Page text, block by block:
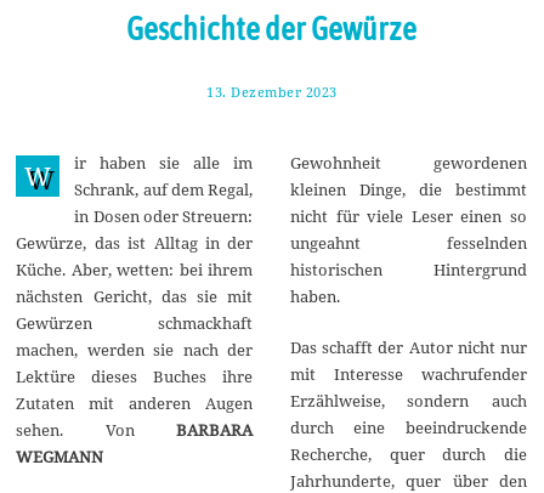
Geschichte der Gewürze
13. Dezember 2023
e
e
m
b
e
r
3
W
ir haben sie alle im
Schrank, auf dem Regal,
in Dosen oder Streuern:
Gewürze, das ist Alltag in der
Küche. Aber, wetten: bei ihrem
nächsten Gericht, das sie mit
Gewürzen schmackhaft
machen, werden sie nach der
Lektüre dieses Buches ihre
Zutaten mit anderen Augen
sehen. VonBARBARA
WEGMANN
Gewohnheit gewordenen
kleinen Dinge, die bestimmt
nicht für viele Leser einen so
ungeahnt fesselnden
historischen Hintergrund
haben.
Das schafft der Autor nicht nur
mit Interesse wachrufender
Erzählweise, sondern auch
durch eine beeindruckende
Recherche, quer durch die
Jahrhunderte, quer über den